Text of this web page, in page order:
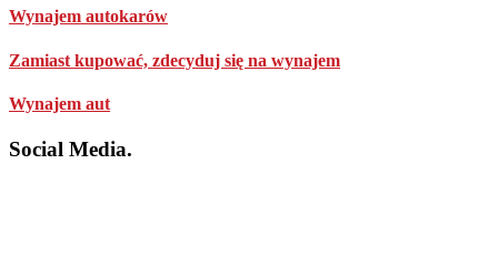
Wynajem autokarów
Zamiast kupować, zdecyduj się na wynajem
Wynajem aut
Social Media.